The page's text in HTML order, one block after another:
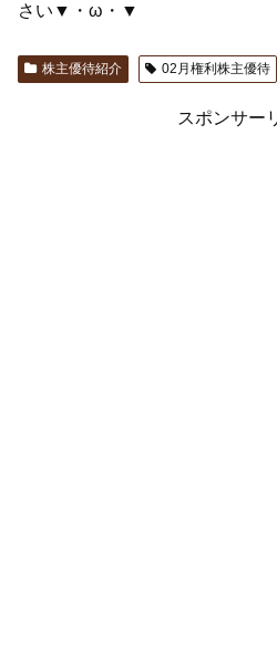
さい▼・ω・▼
株主優待紹介 02月権利株主優待
スポンサー